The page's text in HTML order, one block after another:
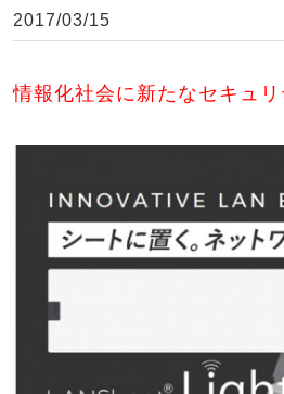
2017/03/15
情報化社会に新たなセキュリ